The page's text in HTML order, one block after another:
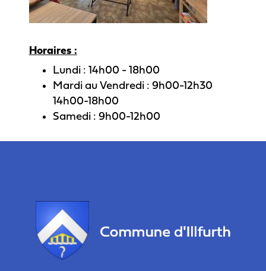
Horaires :
Lundi : 14h00 - 18h00
Mardi au Vendredi : 9h00-12h30
14h00-18h00
Samedi : 9h00-12h00